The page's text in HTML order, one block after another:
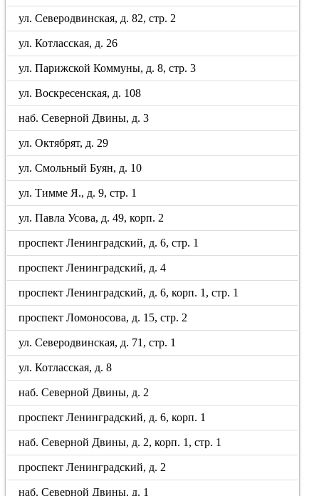
ул. Северодвинская, д. 82, стр. 2
ул. Котласская, д. 26
ул. Парижской Коммуны, д. 8, стр. 3
ул. Воскресенская, д. 108
наб. Северной Двины, д. 3
ул. Октябрят, д. 29
ул. Смольный Буян, д. 10
ул. Тимме Я., д. 9, стр. 1
ул. Павла Усова, д. 49, корп. 2
проспект Ленинградский, д. 6, стр. 1
проспект Ленинградский, д. 4
проспект Ленинградский, д. 6, корп. 1, стр. 1
проспект Ломоносова, д. 15, стр. 2
ул. Северодвинская, д. 71, стр. 1
ул. Котласская, д. 8
наб. Северной Двины, д. 2
проспект Ленинградский, д. 6, корп. 1
наб. Северной Двины, д. 2, корп. 1, стр. 1
проспект Ленинградский, д. 2
наб. Северной Двины, д. 1